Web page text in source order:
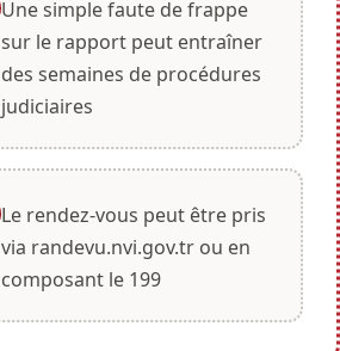
Une simple faute de frappe
sur le rapport peut entraîner
des semaines de procédures
judiciaires
Le rendez-vous peut être pris
via randevu.nvi.gov.tr ou en
composant le 199